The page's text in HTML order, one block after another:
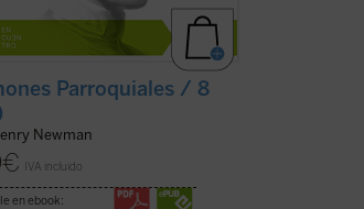
Parroquiales / 8
Newman
€ IVA incluido
en ebook: